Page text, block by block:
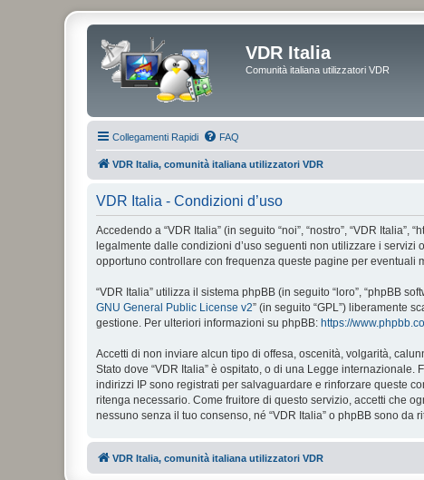
VDR Italia
Comunità italiana utilizzatori VDR
Collegamenti Rapidi FAQ
VDR Italia, comunità italiana utilizzatori VDR
VDR Italia - Condizioni d’uso
Accedendo a “VDR Italia” (in seguito “noi”, “nostro”, “VDR
legalmente dalle condizioni d’uso seguenti non utilizzare i
opportuno controllare con frequenza queste pagine per eventuali
“VDR Italia” utilizza il sistema phpBB (in seguito “loro”, “phpBB
GNU General Public License v2” (in seguito “GPL”) liberamente
gestione. Per ulteriori informazioni su phpBB: https://
Accetti di non inviare alcun tipo di offesa, oscenità, volgarità,
Stato dove “VDR Italia” è ospitato, o di una Legge
indirizzi IP sono registrati per salvaguardare e rinforzare queste
ritenga necessario. Come fruitore di questo servizio, accetti che
nessuno senza il tuo consenso, né “VDR Italia” o phpBB sono
VDR Italia, comunità italiana utilizzatori VDR